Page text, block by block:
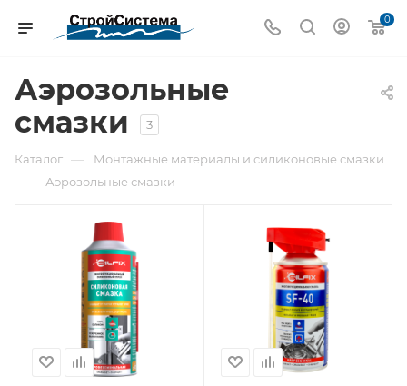
0
Аэрозольные
смазки
3
Каталог — Монтажные материалы и силиконовые смазки
— Аэрозольные смазки